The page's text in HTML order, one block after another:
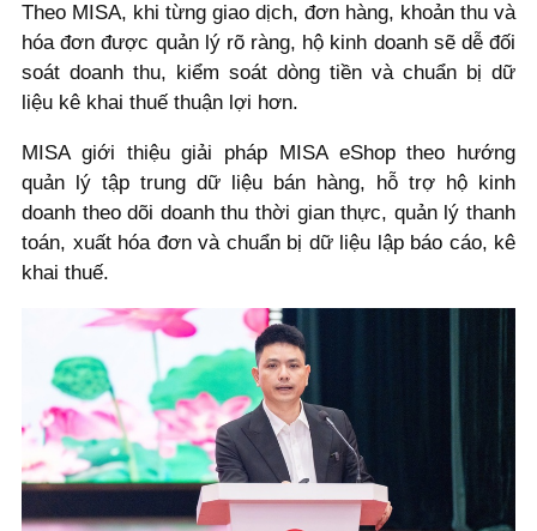
Theo MISA, khi từng giao dịch, đơn hàng, khoản thu và
hóa đơn được quản lý rõ ràng, hộ kinh doanh sẽ dễ đối
soát doanh thu, kiểm soát dòng tiền và chuẩn bị dữ
liệu kê khai thuế thuận lợi hơn.
MISA giới thiệu giải pháp MISA eShop theo hướng
quản lý tập trung dữ liệu bán hàng, hỗ trợ hộ kinh
doanh theo dõi doanh thu thời gian thực, quản lý thanh
toán, xuất hóa đơn và chuẩn bị dữ liệu lập báo cáo, kê
khai thuế.